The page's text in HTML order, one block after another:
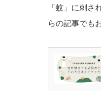
「蚊」に刺さ
らの記事でも